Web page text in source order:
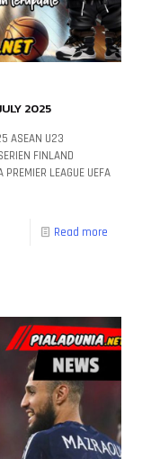
2025
ASEAN U23
FINLAND
LEAGUE UEFA
Read more